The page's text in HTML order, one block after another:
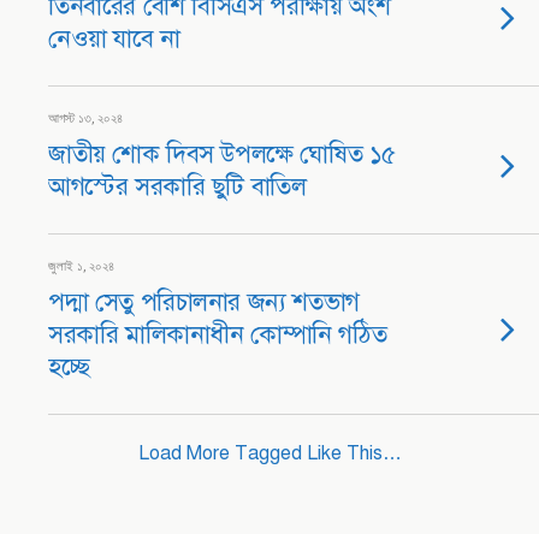
নেওয়া যাবে না
আগস্ট ১৩, ২০২৪
জাতীয় শোক দিবস উপলক্ষে ঘোষিত ১৫
আগস্টের সরকারি ছুটি বাতিল
জুলাই ১, ২০২৪
পদ্মা সেতু পরিচালনার জন্য শতভাগ
সরকারি মালিকানাধীন কোম্পানি গঠিত
হচ্ছে
Load More Tagged Like This…